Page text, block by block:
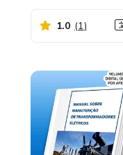
1.0 (1)